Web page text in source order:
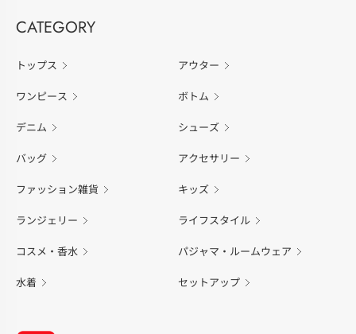
CATEGORY
トップス アウター
ワンピース ボトム
デニム シューズ
バッグ アクセサリー
ファッション雑貨 キッズ
ランジェリー ライフスタイル
コスメ・香水 パジャマ・ルームウェア
水着 セットアップ